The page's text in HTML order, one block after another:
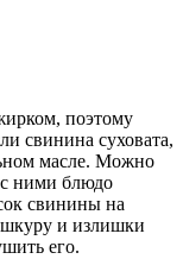
поэтому
свинина суховата,
масле. Можно
ними блюдо
свинины на
шкуру и излишки
его.